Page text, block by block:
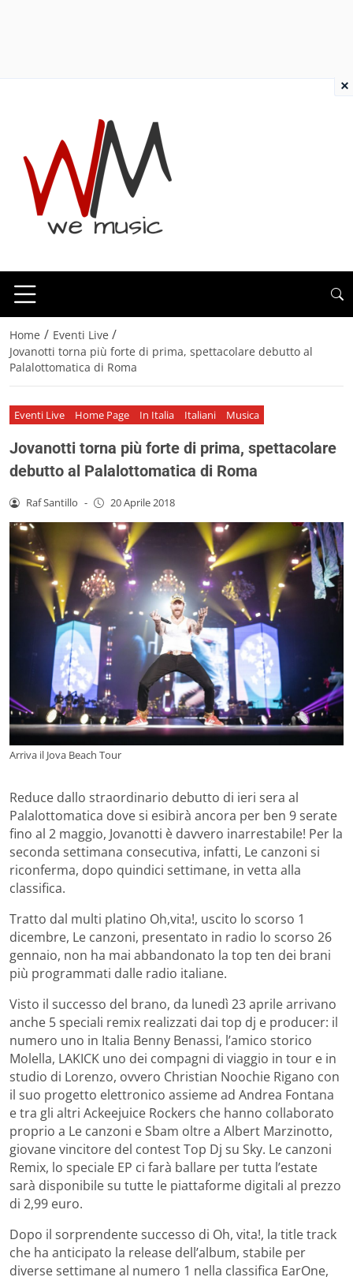
Home / Eventi Live /
Jovanotti torna più forte di prima, spettacolare debutto al
Palalottomatica di Roma
Eventi Live Home Page In Italia Italiani Musica
Jovanotti torna più forte di prima, spettacolare
debutto al Palalottomatica di Roma
Raf Santillo - 20 Aprile 2018
Arriva il Jova Beach Tour
Reduce dallo straordinario debutto di ieri sera al
Palalottomatica dove si esibirà ancora per ben 9 serate
fino al 2 maggio, Jovanotti è davvero inarrestabile! Per la
seconda settimana consecutiva, infatti, Le canzoni si
riconferma, dopo quindici settimane, in vetta alla
classifica.
Tratto dal multi platino Oh,vita!, uscito lo scorso 1
dicembre, Le canzoni, presentato in radio lo scorso 26
gennaio, non ha mai abbandonato la top ten dei brani
più programmati dalle radio italiane.
Visto il successo del brano, da lunedì 23 aprile arrivano
anche 5 speciali remix realizzati dai top dj e producer: il
numero uno in Italia Benny Benassi, l’amico storico
Molella, LAKICK uno dei compagni di viaggio in tour e in
studio di Lorenzo, ovvero Christian Noochie Rigano con
il suo progetto elettronico assieme ad Andrea Fontana
e tra gli altri Ackeejuice Rockers che hanno collaborato
proprio a Le canzoni e Sbam oltre a Albert Marzinotto,
giovane vincitore del contest Top Dj su Sky. Le canzoni
Remix, lo speciale EP ci farà ballare per tutta l’estate
sarà disponibile su tutte le piattaforme digitali al prezzo
di 2,99 euro.
Dopo il sorprendente successo di Oh, vita!, la title track
che ha anticipato la release dell’album, stabile per
diverse settimane al numero 1 nella classifica EarOne,
×